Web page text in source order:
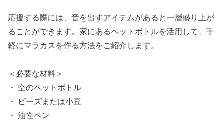
応援する際には、音を出すアイテムがあると一層盛り上が
ることができます。家にあるペットボトルを活用して、手
軽にマラカスを作る方法をご紹介します。
＜必要な材料＞
・ 空のペットボトル
・ ビーズまたは小豆
・ 油性ペン